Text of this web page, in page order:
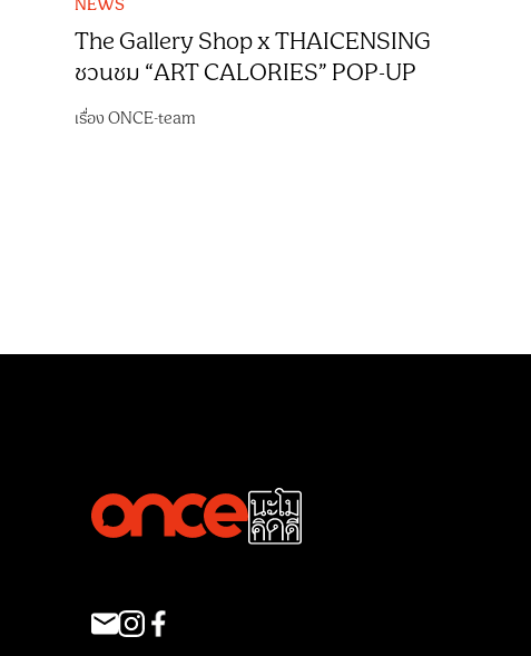
The Gallery Shop x THAICENSING
ชวนชม “ART CALORIES” POP-UP
เรื่องONCE-team